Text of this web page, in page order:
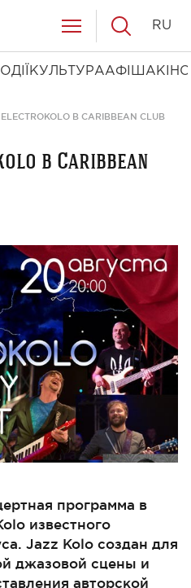
КУЛЬТУРААФІША КІНО
RU
В CARIBBEAN CLUB
в Caribbean
программа в
известного
Jazz Kolo создан для
джазовой сцены и
авторской